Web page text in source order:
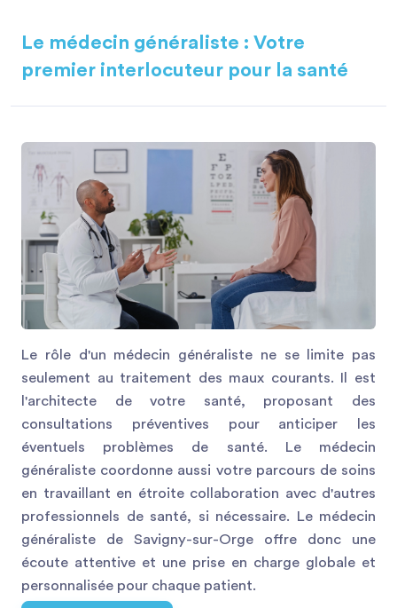
Le médecin généraliste : Votre
premier interlocuteur pour la santé
Le rôle d'un médecin généraliste ne se limite pas
seulement au traitement des maux courants. Il est
l'architecte de votre santé, proposant des
consultations préventives pour anticiper les
éventuels problèmes de santé. Le médecin
généraliste coordonne aussi votre parcours de soins
en travaillant en étroite collaboration avec d'autres
professionnels de santé, si nécessaire. Le médecin
généraliste de Savigny-sur-Orge offre donc une
écoute attentive et une prise en charge globale et
personnalisée pour chaque patient.